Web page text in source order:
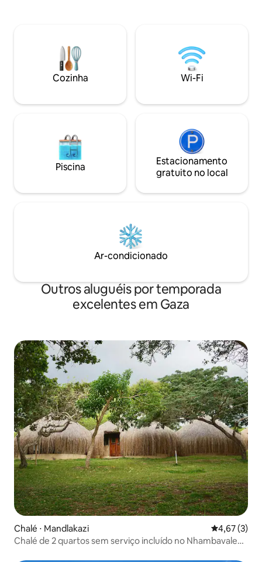
estacionamento seguro - Totalmente
climatizado, com Wi-Fi e DStv -
Capacidade: acomoda 8 hóspedes com
conforto - Serviço de Limpeza Diária
gostam do pátio,
e espaço para
jovens e vista do
Cozinha Wi-Fi
Piscina
Estacionamento
gratuito no local
Ar-condicionado
Outros aluguéis por temporada
excelentes em Gaza
Chalé ⋅ Mandlakazi 4,67 de
4,67 (3)
Chalé de 2 quartos sem serviço incluído no Nhambavale